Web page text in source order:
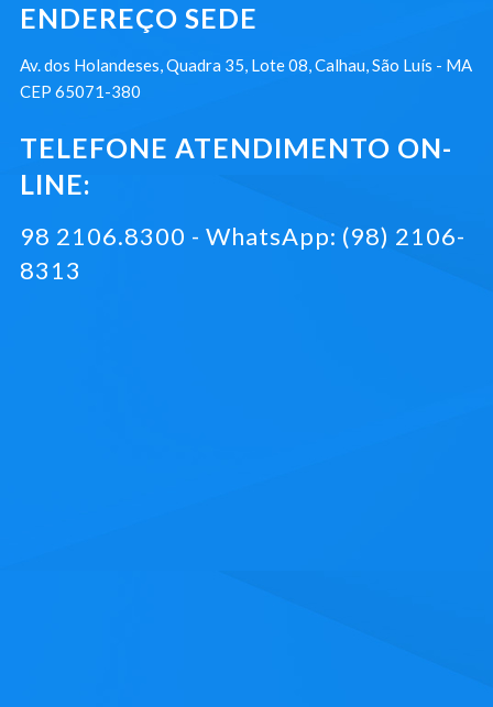
ENDEREÇO SEDE
Av. dos Holandeses, Quadra 35, Lote 08, Calhau, São Luís - MA
CEP 65071-380
TELEFONE ATENDIMENTO ON-
LINE:
98 2106.8300 - WhatsApp: (98) 2106-
8313